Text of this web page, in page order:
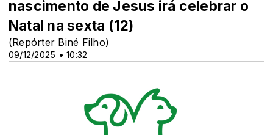
09/12/2025 • 10:32
nascimento de Jesus irá celebrar o
Natal na sexta (12)
(Repórter Biné Filho)